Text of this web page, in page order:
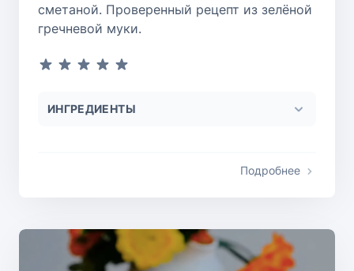
сметаной. Проверенный рецепт из зелёной
гречневой муки.
ИНГРЕДИЕНТЫ
Подробнее